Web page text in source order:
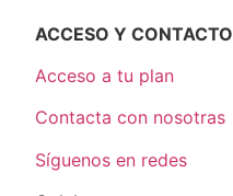
ACCESO Y CONTACTO
Acceso a tu plan
Contacta con nosotras
Síguenos en redes